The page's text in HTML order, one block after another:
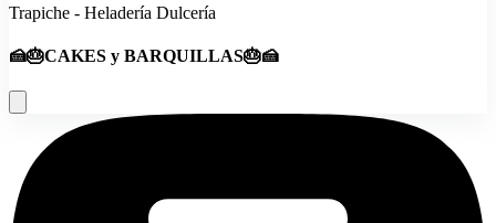
Trapiche - Heladería Dulcería
🍰🎂CAKES y BARQUILLAS🎂🍰